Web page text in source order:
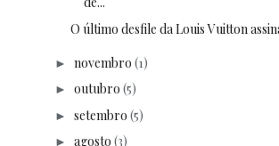
O último desfile da Louis Vuitton
► novembro (1)
► outubro (5)
► setembro (5)
► agosto (3)